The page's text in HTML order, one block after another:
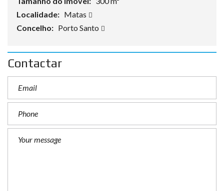
Localidade: Matas
Concelho: Porto Santo
Contactar